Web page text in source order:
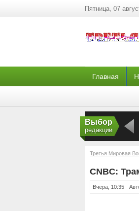
Пятница, 07
Главная
Выбор
редакции
Третья Мировая
CNBC:
Вчера, 10:35